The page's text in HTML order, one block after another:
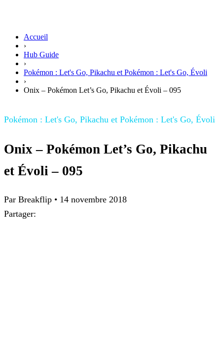
Accueil
›
Hub Guide
›
Pokémon : Let's Go, Pikachu et Pokémon : Let's Go, Évoli
›
Onix – Pokémon Let’s Go, Pikachu et Évoli – 095
Pokémon : Let's Go, Pikachu et Pokémon : Let's Go, Évoli
Onix – Pokémon Let’s Go, Pikachu
et Évoli – 095
Par Breakflip • 14 novembre 2018
Partager: